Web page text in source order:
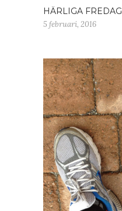
HÄRLIGA FREDAG
5 februari, 2016